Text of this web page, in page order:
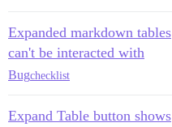
Expanded markdown tables
can't be interacted with
Bugchecklist
Expand Table button shows